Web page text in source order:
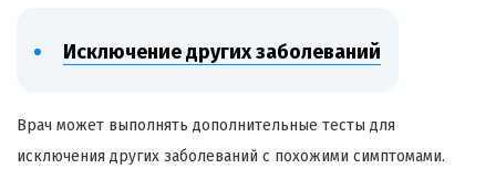
Исключение других заболеваний
Врач может выполнять дополнительные тесты для
исключения других заболеваний с похожими симптомами.